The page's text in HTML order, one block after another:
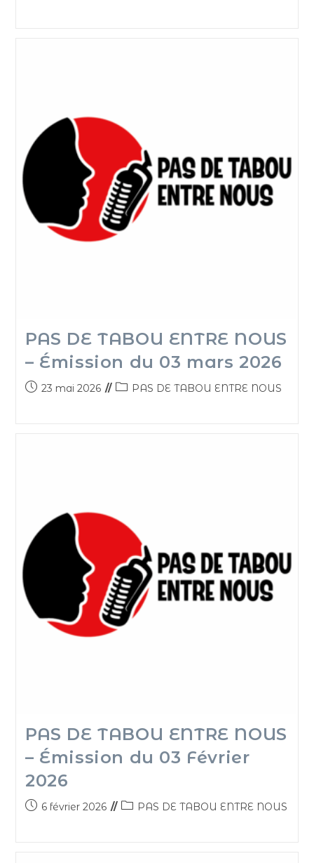
PAS DE TABOU ENTRE NOUS
– Émission du 03 mars 2026
23 mai 2026 PAS DE TABOU ENTRE NOUS
PAS DE TABOU ENTRE NOUS
– Émission du 03 Février
2026
6 février 2026 PAS DE TABOU ENTRE NOUS